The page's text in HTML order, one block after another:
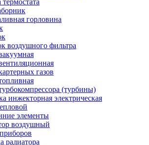
горловина
воздушного фильтра
газов
(турбины)
инжекторная электрическая
элементы
воздушный
радиатора